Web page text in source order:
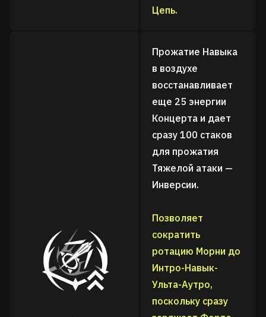
Цепь.
Прожатие Навыка
в воздухе
восстанавливает
еще 25 энергии
Концерта и дает
сразу 100 стаков
для прожатия
Тяжелой атаки —
Инверсии.
Позволяет
сократить
ротацию Морни до
Интро-Навык-
Ульта-Аутро,
поскольку сразу